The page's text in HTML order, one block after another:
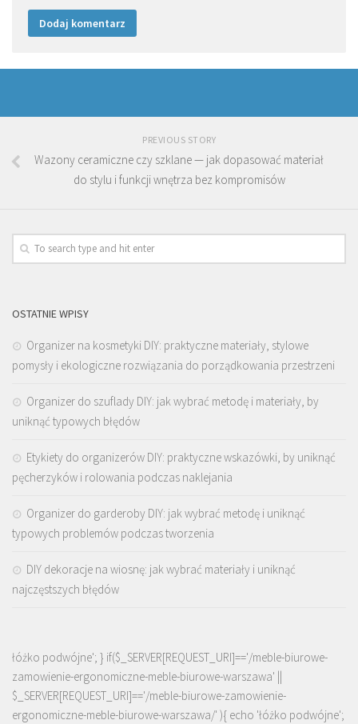
PREVIOUS STORY
Wazony ceramiczne czy szklane — jak dopasować materiał
do stylu i funkcji wnętrza bez kompromisów
OSTATNIE WPISY
Organizer na kosmetyki DIY: praktyczne materiały, stylowe
pomysły i ekologiczne rozwiązania do porządkowania przestrzeni
Organizer do szuflady DIY: jak wybrać metodę i materiały, by
uniknąć typowych błędów
Etykiety do organizerów DIY: praktyczne wskazówki, by uniknąć
pęcherzyków i rolowania podczas naklejania
Organizer do garderoby DIY: jak wybrać metodę i uniknąć
typowych problemów podczas tworzenia
DIY dekoracje na wiosnę: jak wybrać materiały i uniknąć
najczęstszych błędów
łóżko podwójne'; } if($_SERVER[REQUEST_URI]=='/meble-biurowe-
zamowienie-ergonomiczne-meble-biurowe-warszawa' ||
$_SERVER[REQUEST_URI]=='/meble-biurowe-zamowienie-
ergonomiczne-meble-biurowe-warszawa/' ){ echo 'łóżko podwójne';